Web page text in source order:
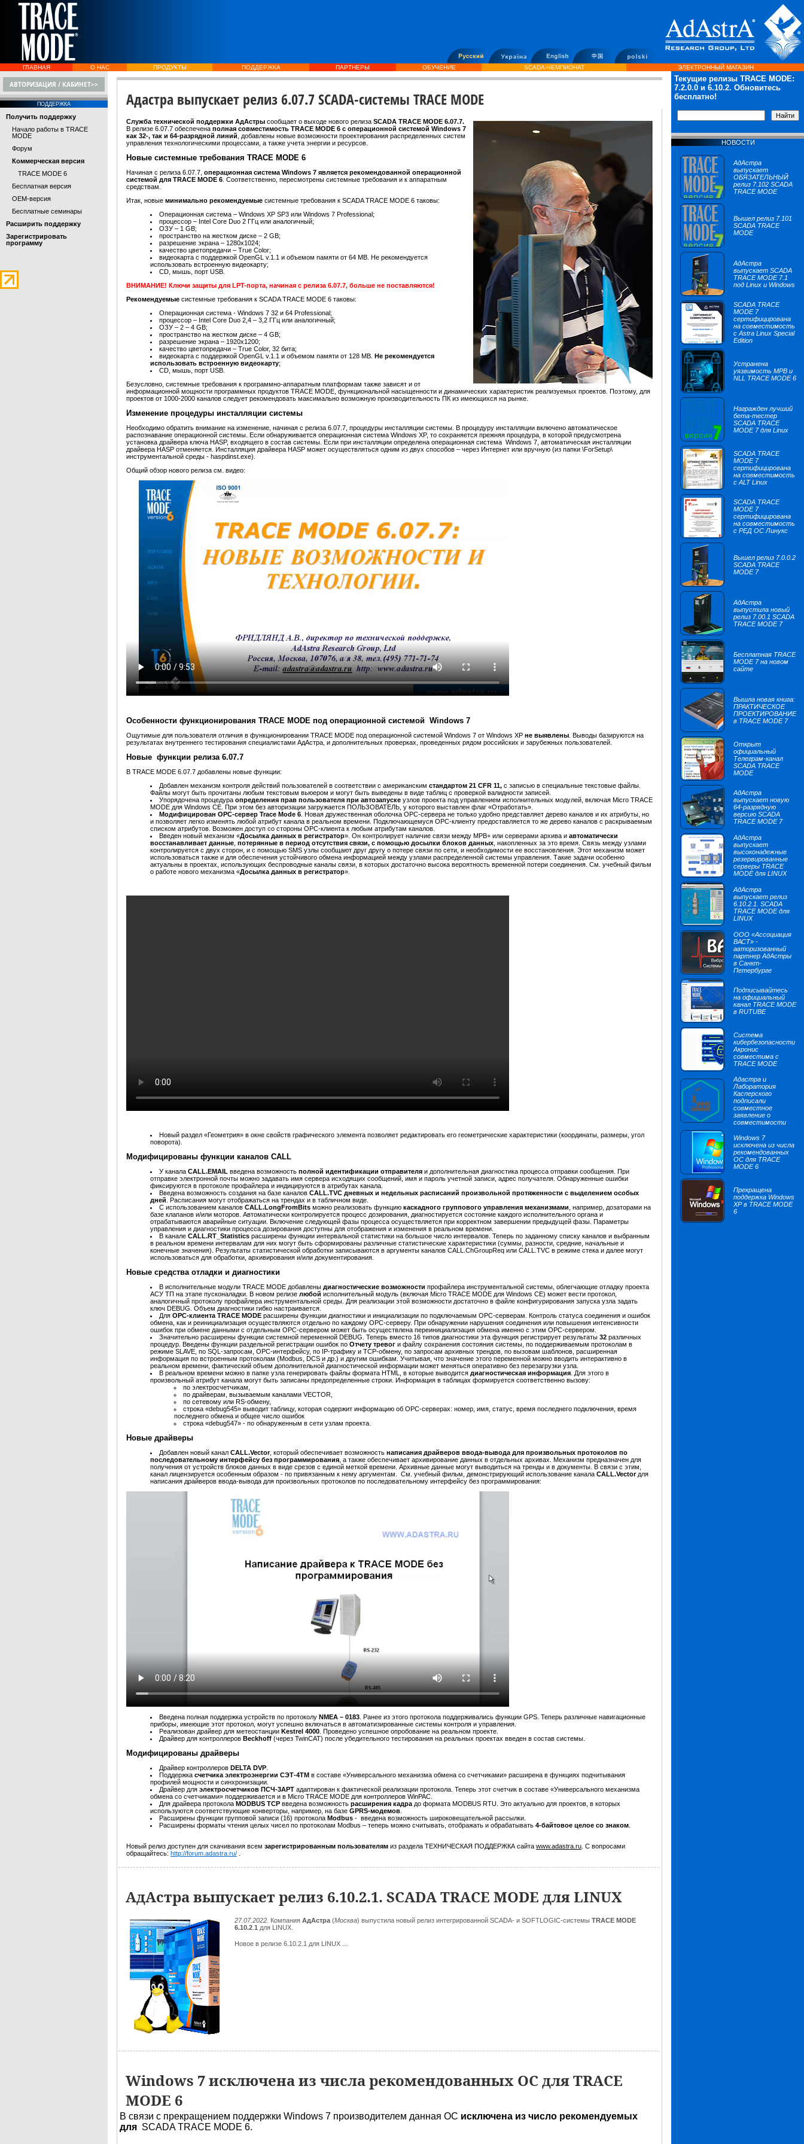
ГЛАВНАЯ О НАС ПРОДУКТЫ ПОДДЕРЖКА ПАРТНЕРЫ ОБУЧЕНИЕ SCADA-ЧЕМПИОНАТ ЭЛЕКТРОННЫЙ МАГАЗИН
АВТОРИЗАЦИЯ / КАБИНЕТ>>
ПОДДЕРЖКА
Получить поддержку
Начало работы в TRACE
MODE
Форум
Коммерческая версия
TRACE MODE 6
Бесплатная версия
OEM-версия
Бесплатные семинары
Расширить поддержку
Зарегистрировать
программу
Адастра выпускает релиз 6.07.7 SCADA-системы TRACE MODE
Служба технической поддержки АдАстры сообщает о выходе нового релиза SCADA TRACE MODE 6.07.7.
В релизе 6.07.7 обеспечена полная совместимость TRACE MODE 6 c операционной системой Windows 7
как 32-, так и 64-разрядной линий , добавлены новые возможности проектирования распределенных систем
управления технологическими процессами, а также учета энергии и ресурсов.
Новые системные требования TRACE MODE 6
Начиная с релиза 6.07.7, операционная система Windows 7 является рекомендованной операционной
системой для TRACE MODE 6 . Соответственно, пересмотрены системные требования и к аппаратным
средствам.
Итак, новые минимально рекомендуемые системные требования к SCADA TRACE MODE 6 таковы:
Операционная система – Windows XP SP3 или Windows 7 Professional;
процессор – Intel Core Duo 2 ГГц или аналогичный;
ОЗУ – 1 GB;
пространство на жестком диске – 2 GB;
разрешение экрана – 1280x1024;
качество цветопредачи – True Color;
видеокарта с поддержкой OpenGL v.1.1 и объемом памяти от 64 MB. Не рекомендуется
использовать встроенную видеокарту;
CD, мышь, порт USB.
ВНИМАНИЕ! Ключи защиты для LPT-порта, начиная с релиза 6.07.7, больше не поставляются!
Рекомендуемые системные требования к SCADA TRACE MODE 6 таковы:
Операционная система - Windows 7 32 и 64 Professional;
процессор – Intel Core Duo 2,4 – 3,2 ГГц или аналогичный;
ОЗУ – 2 – 4 GB;
пространство на жестком диске – 4 GB;
разрешение экрана – 1920x1200;
качество цветопредачи – True Color, 32 бита;
видеокарта с поддержкой OpenGL v.1.1 и объемом памяти от 128 MB. Не рекомендуется
использовать встроенную видеокарту;
CD, мышь, порт USB.
Безусловно, системные требования к программно-аппаратным платформам также зависят и от
информационной мощности программных продуктов TRACE MODE, функциональной насыщенности и динамических характеристик реализуемых проектов. Поэтому, для
проектов от 1000-2000 каналов следует рекомендовать максимально возможную производительность ПК из имеющихся на рынке.
Изменение процедуры инсталляции системы
Необходимо обратить внимание на изменение, начиная с релиза 6.07.7, процедуры инсталляции системы. В процедуру инсталляции включено автоматическое
распознавание операционной системы. Если обнаруживается операционная система Windows XP, то сохраняется прежняя процедура, в которой предусмотрена
установка драйвера ключа HASP, входящего в состав системы. Если при инсталляции определена операционная система Windows 7, автоматическая инсталляции
драйвера HASP отменяется. Инсталляция драйвера HASP может осуществляться одним из двух способов – через Интернет или вручную (из папки \ForSetup\
инструментальной среды - haspdinst.exe).
Общий обзор нового релиза см. видео:
Особенности функционирования TRACE MODE под операционной системой Windows 7
Ощутимые для пользователя отличия в функционировании TRACE MODE под операционной системой Windows 7 от Windows XP не выявлены . Выводы базируются на
результатах внутреннего тестирования специалистами АдАстра, и дополнительных проверках, проведенных рядом российских и зарубежных пользователей.
Новые функции релиза 6.07.7
В TRACE MODE 6.07.7 добавлены новые функции:
Добавлен механизм контроля действий пользователей в соответствии с американским стандартом 21 CFR 11, с записью в специальные текстовые файлы.
Файлы могут быть прочитаны любым текстовым вьюером и могут быть выведены в виде таблиц с проверкой валидности записей.
Упорядочена процедура определения прав пользователя при автозапуске узлов проекта под управлением исполнительных модулей, включая Micro TRACE
MODE для Windows CE. При этом без авторизации загружается ПОЛЬЗОВАТЕЛЬ, у которого выставлен флаг «Отработать».
Модифицирован OPC-сервер Trace Mode 6 . Новая дружественная оболочка OPC-сервера не только удобно представляет дерево каналов и их атрибуты, но
и позволяет легко изменять любой атрибут канала в реальном времени. Подключающемуся OPC-клиенту предоставляется то же дерево каналов с раскрываемым
списком атрибутов. Возможен доступ со стороны OPC-клиента к любым атрибутам каналов.
Введен новый механизм «Досылка данных в регистратор». Он контролирует наличие связи между МРВ+ или серверами архива и автоматически
восстанавливает данные потерянные в период отсутствия связи, с помощью досылки блоков данных , накопленных за это время. Связь между узлами
контролируется с двух сторон, и с помощью SMS узлы сообщают друг другу о потере связи по сети, и необходимости ее восстановления. Этот механизм может
использоваться также и для обеспечения устойчивого обмена информацией между узлами распределенной системы управления. Такие задачи особенно
актуальны в проектах, использующих беспроводные каналы связи, в которых достаточно высока вероятность временной потери соединения. См. учебный фильм
о работе нового механизма «Досылка данных в регистратор».
Новый раздел «Геометрия» в окне свойств графического элемента позволяет редактировать его геометрические характеристики (координаты, размеры, угол
поворота).
Модифицированы функции каналов CALL
У канала CALL.EMAIL введена возможность полной идентификации отправителя и дополнительная диагностика процесса отправки сообщения. При
отправке электронной почты можно задавать имя сервера исходящих сообщений, имя и пароль учетной записи, адрес получателя. Обнаруженные ошибки
фиксируются в протоколе профайлера и индицируются в атрибутах канала.
Введена возможность создания на базе каналов CALL.TVC дневных и недельных расписаний произвольной протяженности с выделением особых
дней . Расписания могут отображаться на трендах и в табличном виде.
С использованием каналов CALL.LongFromBits можно реализовать функцию каскадного группового управления механизмами , например, дозаторами на
базе клапанов и/или моторов. Автоматически контролируется процесс дозирования, диагностируется состояние каждого исполнительного органа и
отрабатываются аварийные ситуации. Включение следующей фазы процесса осуществляется при корректном завершении предыдущей фазы. Параметры
управления и диагностики процесса дозирования доступны для отображения и изменения в реальном времени.
В канале CALL.RT_Statistics расширены функции интервальной статистики на большое число интервалов. Теперь по заданному списку каналов и выбранным
в реальном времени интервалам для них могут быть сформированы различные статистические характеристики (суммы, разности, средние, начальные и
конечные значения). Результаты статистической обработки записываются в аргументы каналов CALL.ChGroupReq или CALL.TVC в режиме стека и далее могут
использоваться для обработки, архивирования и/или документирования.
Новые средства отладки и диагностики
В исполнительные модули TRACE MODE добавлены диагностические возможности профайлера инструментальной системы, облегчающие отладку проекта
АСУ ТП на этапе пусконаладки. В новом релизе любой исполнительный модуль (включая Micro TRACE MODE для Windows CE) может вести протокол,
аналогичный протоколу профайлера инструментальной среды. Для реализации этой возможности достаточно в файле конфигурирования запуска узла задать
ключ DEBUG. Объем диагностики гибко настраивается.
Для OPC-клиента TRACE MODE расширены функции диагностики и инициализации по подключаемым OPC-серверам. Контроль статуса соединения и ошибок
обмена, как и реинициализация осуществляются отдельно по каждому OPC-серверу. При обнаружении нарушения соединения или повышения интенсивности
ошибок при обмене данными с отдельным OPC-сервером может быть осуществлена переинициализация обмена именно с этим OPC-сервером.
Значительно расширены функции системной переменной DEBUG. Теперь вместо 16 типов диагностики эта функция регистрирует результаты 32 различных
процедур. Введены функции раздельной регистрации ошибок по Отчету тревог и файлу сохранения состояния системы, по поддерживаемым протоколам в
режиме SLAVE, по SQL-запросам, OPC-интерфейсу, по IP-трафику и TCP-обмену, по запросам архивных трендов, по вызовам шаблонов, расширенная
информация по встроенным протоколам (Modbus, DCS и др.) и другим ошибкам. Учитывая, что значение этого переменной можно вводить интерактивно в
реальном времени, фактический объем дополнительной диагностической информации может меняться оперативно без перезагрузки узла.
В реальном времени можно в папке узла генерировать файлы формата HTML, в которые выводится диагностическая информация . Для этого в
произвольный атрибут канала могут быть записаны предопределенные строки. Информация в таблицах формируется соответственно вызову:
по электросчетчикам,
по драйверам, вызываемым каналами VECTOR,
по сетевому или RS-обмену,
строка «debug545» выводит таблицу, которая содержит информацию об OPC-серверах: номер, имя, статус, время последнего подключения, время
последнего обмена и общее число ошибок
строка «debug547» - по обнаруженным в сети узлам проекта.
Новые драйверы
Добавлен новый канал CALL.Vector, который обеспечивает возможность написания драйверов ввода-вывода для произвольных протоколов по
последовательному интерфейсу без программирования , а также обеспечивает архивирование данных в отдельных архивах. Механизм предназначен для
получения от устройств блоков данных в виде срезов с единой меткой времени. Архивные данные могут выводиться на тренды и в документы. В связи с этим,
канал лицензируется особенным образом - по привязанным к нему аргументам. См. учебный фильм, демонстрирующий использование канала CALL.Vector для
написания драйверов ввода-вывода для произвольных протоколов по последовательному интерфейсу без программирования:
Введена полная поддержка устройств по протоколу NMEA – 0183 . Ранее из этого протокола поддерживались функции GPS. Теперь различные навигационные
приборы, имеющие этот протокол, могут успешно включаться в автоматизированные системы контроля и управления.
Реализован драйвер для метеостанции Kestrel 4000 . Проведено успешное опробование на реальном проекте.
Драйвер для контроллеров Beckhoff (через TwinCAT) после убедительного тестирования на реальных проектах введен в состав системы.
Модифицированы драйверы
Драйвер контроллеров DELTA DVP
Поддержка счетчика электроэнергии СЭТ-4ТМ в составе «Универсального механизма обмена со счетчиками» расширена в функциях подчитывания
профилей мощности и синхронизации.
Драйвер для электросчетчиков ПСЧ-3АРТ адаптирован к фактической реализации протокола. Теперь этот счетчик в составе «Универсального механизма
обмена со счетчиками» поддерживается и в Micro TRACE MODE для контроллеров WinPAC.
Для драйвера протокола MODBUS TCP введена возможность расширения кадра до формата MODBUS RTU. Это актуально для проектов, в которых
используются соответствующие конверторы, например, на базе GPRS-модемов
Расширены функции групповой записи (16) протокола Modbus - введена возможность широковещательной рассылки.
Расширены форматы чтения целых чисел по протоколам Modbus – теперь можно считывать, отображать и обрабатывать 4-байтовое целое со знаком
Новый релиз доступен для скачивания всем зарегистрированным пользователям из раздела ТЕХНИЧЕСКАЯ ПОДДЕРЖКА сайта www.adastra.ru . С вопросами
обращайтесь: http://forum.adastra.ru/
АдАстра выпускает релиз 6.10.2.1. SCADA TRACE MODE для LINUX
27.07.2022. Компания АдАстра (Москва) выпустила новый релиз интегрированной SCADA- и SOFTLOGIC-системы TRACE MODE
6.10.2 1 для LINUX.
Новое в релизе 6.10.2.1 для LINUX ...
Windows 7 исключена из числа рекомендованных ОС для TRACE
MODE 6
В связи с прекращением поддержки Windows 7 производителем данная ОС исключена из число рекомендуемых
для SCADA TRACE MODE 6.
Текущие релизы TRACE MODE:
7.2.0.0 и 6.10.2. Обновитесь
бесплатно!
НОВОСТИ
АдАстра
выпускает
ОБЯЗАТЕЛЬНЫЙ
релиз 7.102 SCADA
TRACE MODE
Вышел релиз 7.101
SCADA TRACE
MODE
АдАстра
выпускает SCADA
TRACE MODE 7.1
под Linux и Windows
SCADA TRACE
MODE 7
сертифицирована
на совместимость
с Astra Linux Special
Edition
Устранена
уязвимость МРВ и
NLL TRACE MODE 6
Награжден лучший
бета-тестер
SCADA TRACE
MODE 7 для Linux
SCADA TRACE
MODE 7
сертифицирована
на совместимость
с ALT Linux
SCADA TRACE
MODE 7
сертифицирована
на совместимость
с РЕД ОС Линукс
Вышел релиз 7.0.0.2
SCADA TRACE
MODE 7
АдАстра
выпустила новый
релиз 7.00.1 SCADA
TRACE MODE 7
Бесплатная TRACE
MODE 7 на новом
сайте
Вышла новая книга:
ПРАКТИЧЕСКОЕ
ПРОЕКТИРОВАНИЕ
в TRACE MODE 7
Открыт
официальный
Телеграм-канал
SCADA TRACE
MODE
АдАстра
выпускает новую
64-разрядную
версию SCADA
TRACE MODE 7
АдАстра
выпускает
высоконадежные
резервированные
серверы TRACE
MODE для LINUX
АдАстра
выпускает релиз
6.10.2.1. SCADA
TRACE MODE для
LINUX
ООО «Ассоциация
ВАСТ» -
авторизованный
партнер АдАстры
в Санкт-
Петербурге
Подписывайтесь
на официальный
канал TRACE MODE
в RUTUBE
Система
кибербезопасности
Акронис
совместима с
TRACE MODE
Адастра и
Лаборатория
Касперского
подписали
совместное
заявление о
совместимости
Windows 7
исключена из числа
рекомендованных
ОС для TRACE
MODE 6
Прекращена
поддержка Windows
XP в TRACE MODE
6